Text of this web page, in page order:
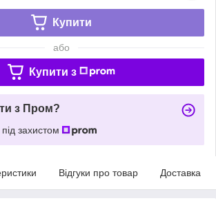
Купити
або
Купити з
з Пром?
захистом
Відгуки про товар Доставка